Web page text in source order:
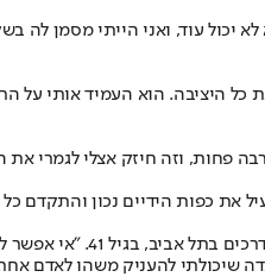
יכול עוד, ואני הייתי מסמן
כל היציבה. הוא העמיד אותי
פחות, וזה חיזק אצלי לגמרי
את כפות הידיים נכון והתקדם כל
שלוש שנים אחרי
שיכולתי להעניק משהו לאדם